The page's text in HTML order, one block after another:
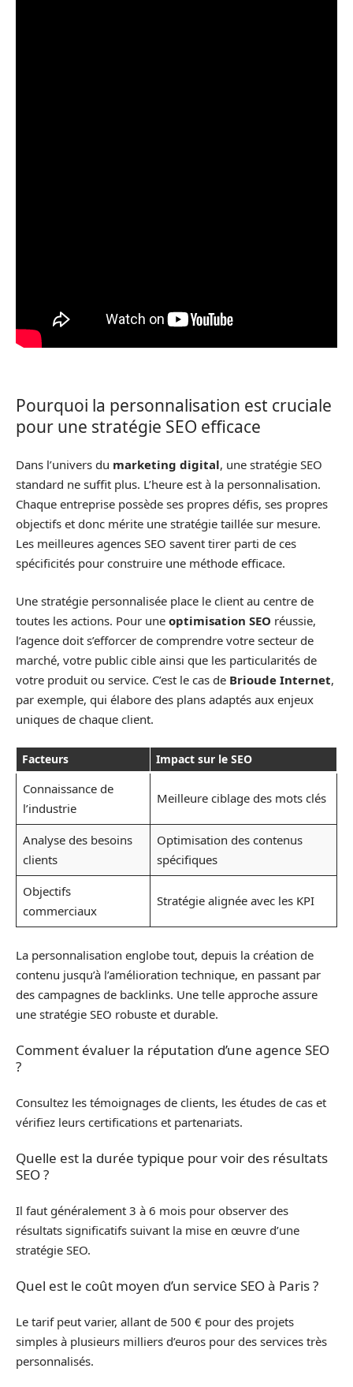
Pourquoi la personnalisation est cruciale
pour une stratégie SEO efficace
Dans l’univers du marketing digital, une stratégie SEO
standard ne suffit plus. L’heure est à la personnalisation.
Chaque entreprise possède ses propres défis, ses propres
objectifs et donc mérite une stratégie taillée sur mesure.
Les meilleures agences SEO savent tirer parti de ces
spécificités pour construire une méthode efficace.
Une stratégie personnalisée place le client au centre de
toutes les actions. Pour une optimisation SEO réussie,
l’agence doit s’efforcer de comprendre votre secteur de
marché, votre public cible ainsi que les particularités de
votre produit ou service. C’est le cas de Brioude Internet,
par exemple, qui élabore des plans adaptés aux enjeux
uniques de chaque client.
Facteurs Impact sur le SEO
Connaissance de
l’industrie
Meilleure ciblage des mots clés
Analyse des besoins
clients
Optimisation des contenus
spécifiques
Objectifs
commerciaux
Stratégie alignée avec les KPI
La personnalisation englobe tout, depuis la création de
contenu jusqu’à l’amélioration technique, en passant par
des campagnes de backlinks. Une telle approche assure
une stratégie SEO robuste et durable.
Comment évaluer la réputation d’une agence SEO
?
Consultez les témoignages de clients, les études de cas et
vérifiez leurs certifications et partenariats.
Quelle est la durée typique pour voir des résultats
SEO ?
Il faut généralement 3 à 6 mois pour observer des
résultats significatifs suivant la mise en œuvre d’une
stratégie SEO.
Quel est le coût moyen d’un service SEO à Paris ?
Le tarif peut varier, allant de 500 € pour des projets
simples à plusieurs milliers d’euros pour des services très
personnalisés.